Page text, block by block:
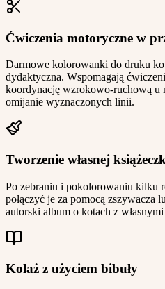
Ćwiczenia motoryczne w
Darmowe kolorowanki do druku
dydaktyczna. Wspomagają
koordynację wzrokowo-ruchową u
omijanie wyznaczonych linii.
Tworzenie własnej
Po zebraniu i pokolorowaniu kilku
połączyć je za pomocą zszywacza
autorski album o kotach z
Kolaż z użyciem bibuły